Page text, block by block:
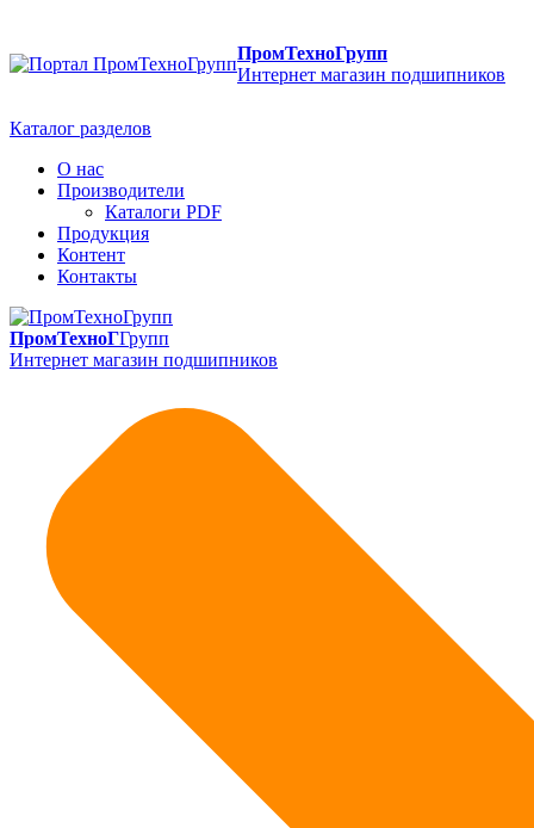
ПромТехноГрупп
Интернет магазин подшипников
Каталог разделов
О нас
Производители
Каталоги PDF
Продукция
Контент
Контакты
ПромТехноГГрупп
Интернет магазин подшипников